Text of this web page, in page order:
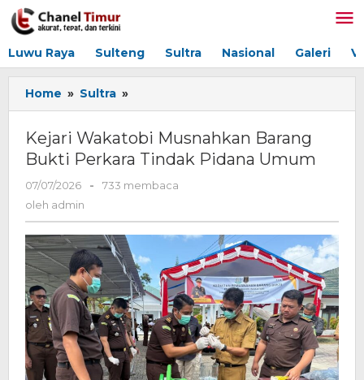
Lewati
ke
Luwu Raya Sulteng Sultra Nasional Galeri
Home » Sultra »
Wakatobi
Barang
Bukti
Perkara
Kejari Wakatobi Musnahkan Barang
Bukti Perkara Tindak Pidana Umum
07/07/2026
oleh
-
733 membaca
oleh admin